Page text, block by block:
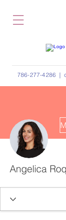
786-277-4286 |
Angelica